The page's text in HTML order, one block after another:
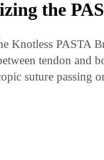
the
Knotless PASTA
tendon and
suture passing